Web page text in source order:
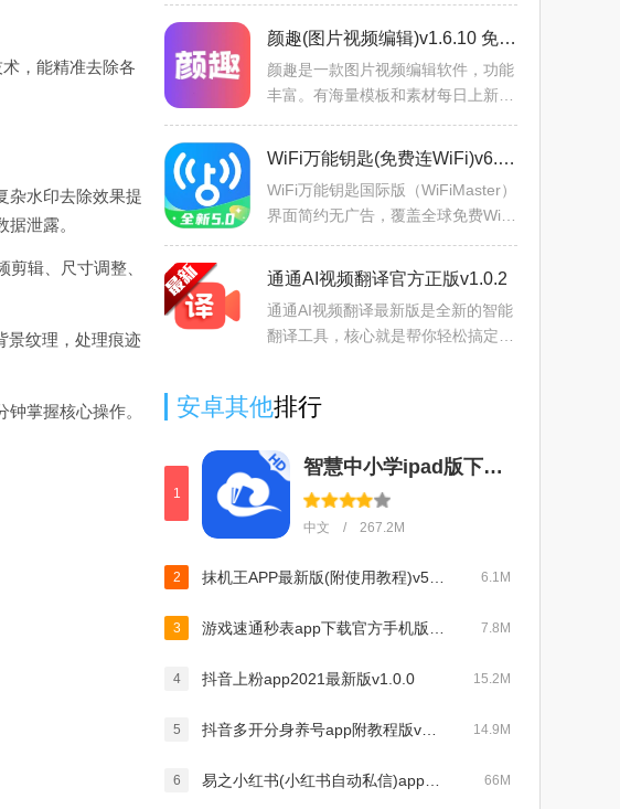
，能精准去除各
杂水印去除效果提
泄露。
辑、尺寸调整、
景纹理，处理痕迹
掌握核心操作。
持直播购物。具备高清流畅、离线缓
存等优势，还有多样福利，
颜趣(图片视频编辑)v1.6.10 免费版
颜趣是一款图片视频编辑软件，功能
丰富。有海量模板和素材每日上新，
台分享，且有自动修图、
WiFi万能钥匙(免费连WiFi)v6.9.08 手机版
WiFi万能钥匙国际版（WiFiMaster）
界面简约无广告，覆盖全球免费WiF
一键连热点，有安全防护，还能管理
网络、查看密码、分享热
通通AI视频翻译官方正版v1.0.2
通通AI视频翻译最新版是全新的智能
翻译工具，核心就是帮你轻松搞定视
对经常需要处理视频翻译的
安卓其他排行
1
智慧中小学ipad版下载2025官方最新版本v1.1.21兼容版
中文 / 267.2M
2 6.1M
3 7.8M
4 抖音上粉app2021最新版v1.0.0 15.2M
5 14.9M
6 66M